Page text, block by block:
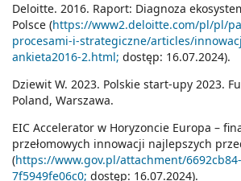
Deloitte. 2016. Raport: Diagnoza
Polsce (https://www2.deloitte.com/pl/pl/
procesami-i-strategiczne/articles/
ankieta2016-2.html; dostęp: 16.07.2024).
Dziewit W. 2023. Polskie start-upy 2023.
Poland, Warszawa.
EIC Accelerator w Horyzoncie Europa –
przełomowych innowacji najlepszych
(https://www.gov.pl/attachment/
7f5949fe06c0; dostęp: 16.07.2024).